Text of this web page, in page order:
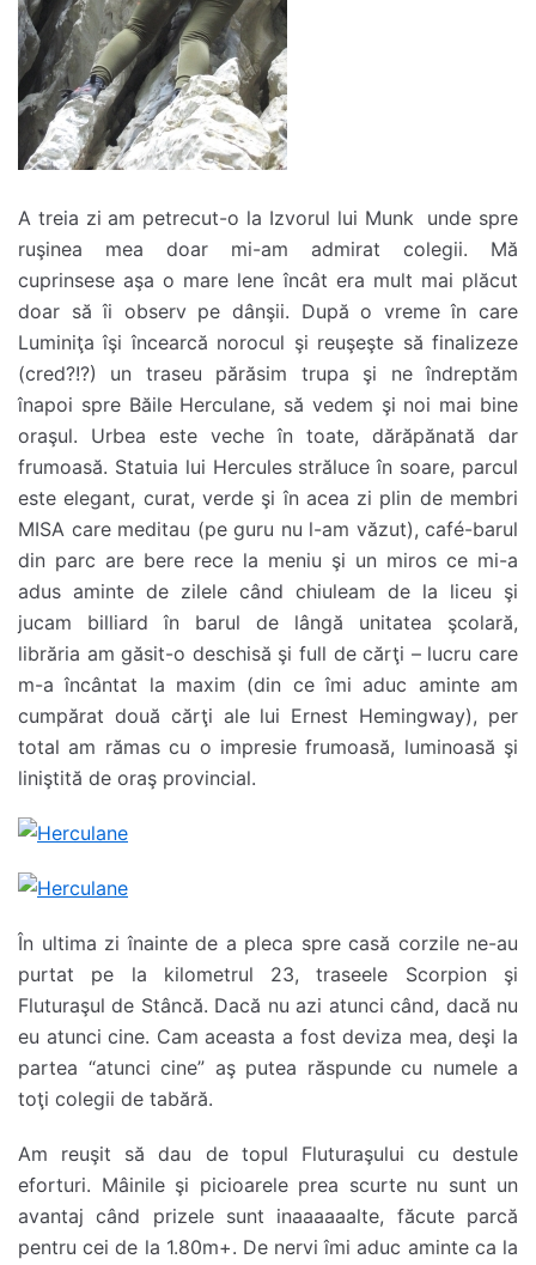
A treia zi am petrecut-o la Izvorul lui Munk unde spre
ruşinea mea doar mi-am admirat colegii. Mă
cuprinsese aşa o mare lene încât era mult mai plăcut
doar să îi observ pe dânşii. După o vreme în care
Luminiţa îşi încearcă norocul şi reuşeşte să finalizeze
(cred?!?) un traseu părăsim trupa şi ne îndreptăm
înapoi spre Băile Herculane, să vedem şi noi mai bine
oraşul. Urbea este veche în toate, dărăpănată dar
frumoasă. Statuia lui Hercules străluce în soare, parcul
este elegant, curat, verde şi în acea zi plin de membri
MISA care meditau (pe guru nu l-am văzut), café-barul
din parc are bere rece la meniu şi un miros ce mi-a
adus aminte de zilele când chiuleam de la liceu şi
jucam billiard în barul de lângă unitatea şcolară,
librăria am găsit-o deschisă şi full de cărţi – lucru care
m-a încântat la maxim (din ce îmi aduc aminte am
cumpărat două cărţi ale lui Ernest Hemingway), per
total am rămas cu o impresie frumoasă, luminoasă şi
liniştită de oraş provincial.
În ultima zi înainte de a pleca spre casă corzile ne-au
purtat pe la kilometrul 23, traseele Scorpion şi
Fluturaşul de Stâncă. Dacă nu azi atunci când, dacă nu
eu atunci cine. Cam aceasta a fost deviza mea, deşi la
partea “atunci cine” aş putea răspunde cu numele a
toţi colegii de tabără.
Am reuşit să dau de topul Fluturaşului cu destule
eforturi. Mâinile şi picioarele prea scurte nu sunt un
avantaj când prizele sunt inaaaaaalte, făcute parcă
pentru cei de la 1.80m+. De nervi îmi aduc aminte ca la